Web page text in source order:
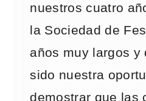
nuestros cuatro
la Sociedad de
años muy largos y
sido nuestra
demostrar que las